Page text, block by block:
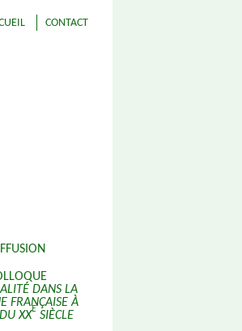
CONTACT
DANS LA
FRANÇAISE À
XXE SIÈCLE